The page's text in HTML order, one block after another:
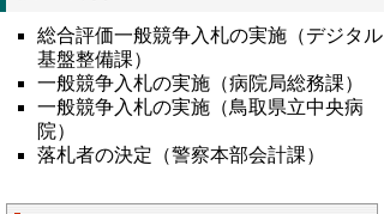
総合評価一般競争入札の実施（デジタル
基盤整備課）
一般競争入札の実施（病院局総務課）
一般競争入札の実施（鳥取県立中央病
院）
落札者の決定（警察本部会計課）